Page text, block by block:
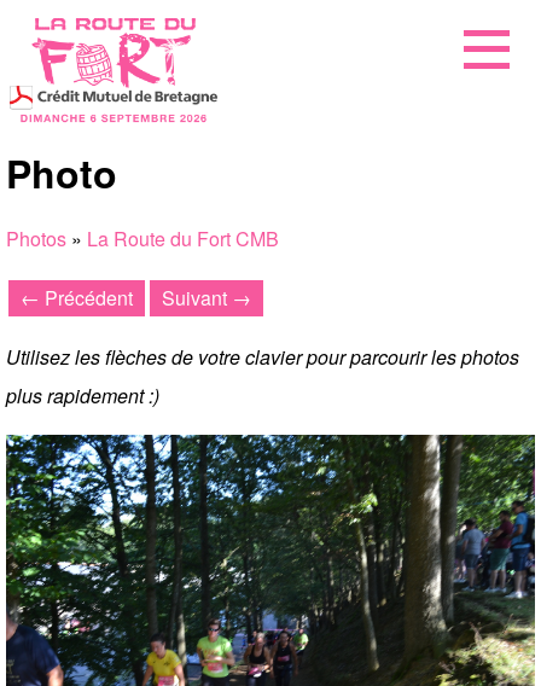
Photo
Photos » La Route du Fort CMB
← Précédent Suivant →
Utilisez les flèches de votre clavier pour parcourir les photos
plus rapidement :)